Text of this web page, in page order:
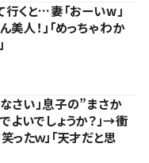
くと…妻「おーいw」
美人！」「めっちゃわか
さい」息子の”まさか
いでしょうか？」→衝
ったｗ」「天才だと思